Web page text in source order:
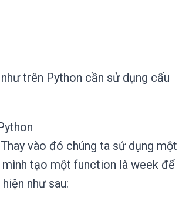
trên Python cần sử dụng cấu
vào đó chúng ta sử dụng một
tạo một function là week để
như sau: